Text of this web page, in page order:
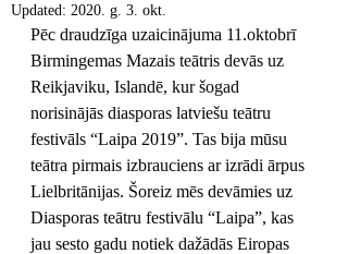
Updated: 2020. g. 3. okt.
Pēc draudzīga uzaicinājuma 11.oktobrī
Birmingemas Mazais teātris devās uz
Reikjaviku, Islandē, kur šogad
norisinājās diasporas latviešu teātru
festivāls “Laipa 2019”. Tas bija mūsu
teātra pirmais izbrauciens ar izrādi ārpus
Lielbritānijas. Šoreiz mēs devāmies uz
Diasporas teātru festivālu “Laipa”, kas
jau sesto gadu notiek dažādās Eiropas